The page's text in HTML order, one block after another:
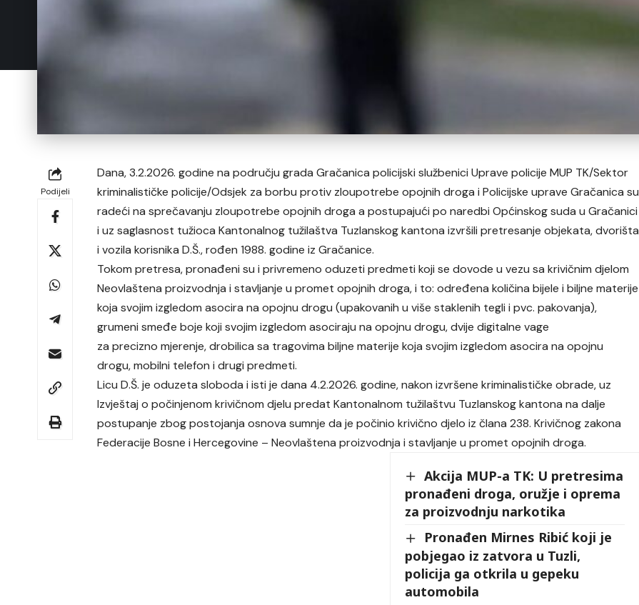
Podijeli
Dana, 3.2.2026. godine na području grada Gračanica policijski službenici Uprave policije MUP TK/Sektor
kriminalističke policije/Odsjek za borbu protiv zloupotrebe opojnih droga i Policijske uprave Gračanica su
radeći na sprečavanju zloupotrebe opojnih droga a postupajući po naredbi Općinskog suda u Gračanici
i uz saglasnost tužioca Kantonalnog tužilaštva Tuzlanskog kantona izvršili pretresanje objekata, dvorišta
i vozila korisnika D.Š., rođen 1988. godine iz Gračanice.
Tokom pretresa, pronađeni su i privremeno oduzeti predmeti koji se dovode u vezu sa krivičnim djelom
Neovlaštena proizvodnja i stavljanje u promet opojnih droga, i to: određena količina bijele i biljne materije
koja svojim izgledom asocira na opojnu drogu (upakovanih u više staklenih tegli i pvc. pakovanja),
grumeni smeđe boje koji svojim izgledom asociraju na opojnu drogu, dvije digitalne vage
za precizno mjerenje, drobilica sa tragovima biljne materije koja svojim izgledom asocira na opojnu
drogu, mobilni telefon i drugi predmeti.
Licu D.Š. je oduzeta sloboda i isti je dana 4.2.2026. godine, nakon izvršene kriminalističke obrade, uz
Izvještaj o počinjenom krivičnom djelu predat Kantonalnom tužilaštvu Tuzlanskog kantona na dalje
postupanje zbog postojanja osnova sumnje da je počinio krivično djelo iz člana 238. Krivičnog zakona
Federacije Bosne i Hercegovine – Neovlaštena proizvodnja i stavljanje u promet opojnih droga.
Akcija MUP-a TK: U pretresima
pronađeni droga, oružje i oprema
za proizvodnju narkotika
Pronađen Mirnes Ribić koji je
pobjegao iz zatvora u Tuzli,
policija ga otkrila u gepeku
automobila